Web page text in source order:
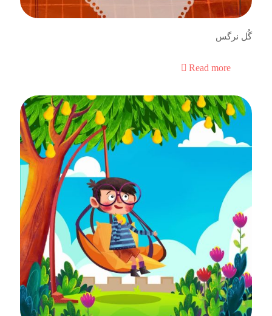
گُل نرگس
Read more